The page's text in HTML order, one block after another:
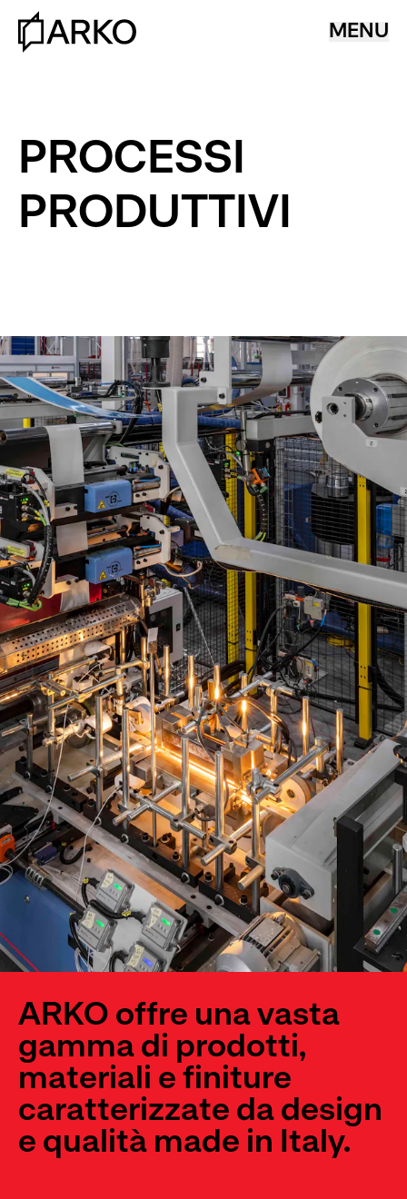
MENU
P ROC ESS
P RO DUTT V
ARKO offre una vasta
gamma di prodotti,
materiali e finiture
caratterizzate da design
e qualità made in Italy.